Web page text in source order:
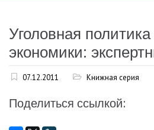
Уголовная
экономики:
07.12.2011 Книжная серия
Поделиться ссылкой: